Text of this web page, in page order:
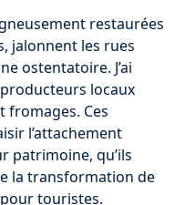
restaurées
jalonnent les rues
ostentatoire. J’ai
locaux
fromages. Ces
l’attachement
patrimoine, qu’ils
la transformation de
touristes.